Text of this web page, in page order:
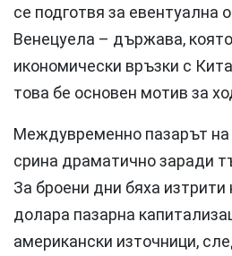
се подготвя за евентуална
Венецуела – държава,
икономически връзки с
това бе основен мотив за
Междувременно пазарът на
срина драматично заради
За броени дни бяха изтрити
долара пазарна
американски източници,